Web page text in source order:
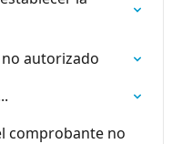
autorizado
comprobante no